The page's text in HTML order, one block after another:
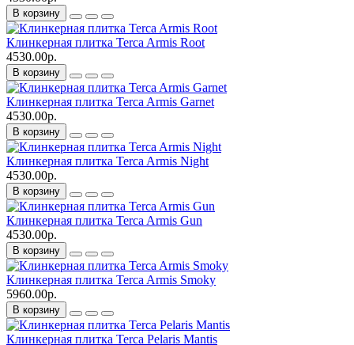
В корзину
Клинкерная плитка Terca Armis Root
4530.00р.
В корзину
Клинкерная плитка Terca Armis Garnet
4530.00р.
В корзину
Клинкерная плитка Terca Armis Night
4530.00р.
В корзину
Клинкерная плитка Terca Armis Gun
4530.00р.
В корзину
Клинкерная плитка Terca Armis Smoky
5960.00р.
В корзину
Клинкерная плитка Terca Pelaris Mantis